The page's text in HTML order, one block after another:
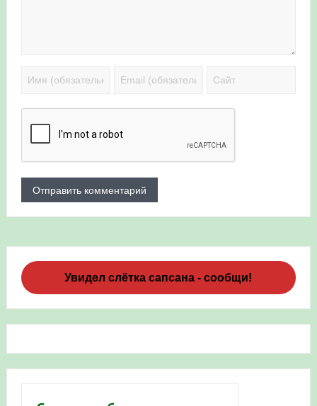
Увидел слётка сапсана - сообщи!